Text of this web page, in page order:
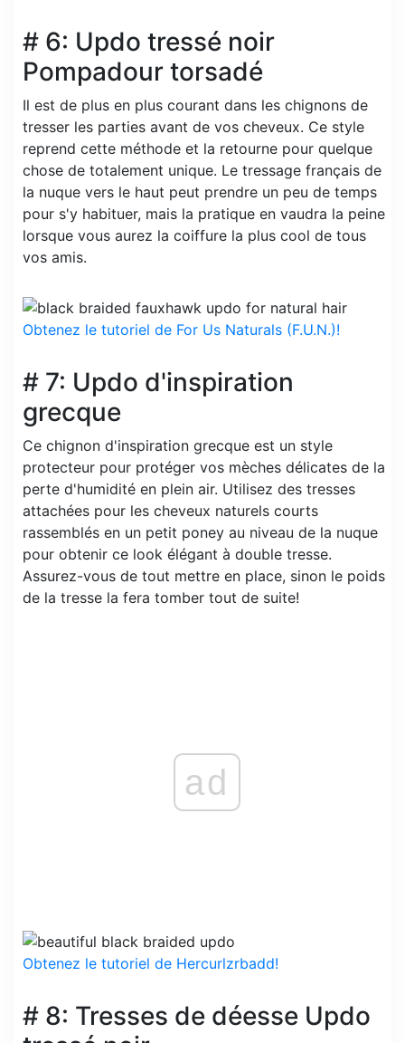
# 6: Updo tressé noir
Pompadour torsadé
Il est de plus en plus courant dans les chignons de
tresser les parties avant de vos cheveux. Ce style
reprend cette méthode et la retourne pour quelque
chose de totalement unique. Le tressage français de
la nuque vers le haut peut prendre un peu de temps
pour s'y habituer, mais la pratique en vaudra la peine
lorsque vous aurez la coiffure la plus cool de tous
vos amis.
Obtenez le tutoriel de For Us Naturals (F.U.N.)!
# 7: Updo d'inspiration
grecque
Ce chignon d'inspiration grecque est un style
protecteur pour protéger vos mèches délicates de la
perte d'humidité en plein air. Utilisez des tresses
attachées pour les cheveux naturels courts
rassemblés en un petit poney au niveau de la nuque
pour obtenir ce look élégant à double tresse.
Assurez-vous de tout mettre en place, sinon le poids
de la tresse la fera tomber tout de suite!
ad
Obtenez le tutoriel de Hercurlzrbadd!
# 8: Tresses de déesse Updo